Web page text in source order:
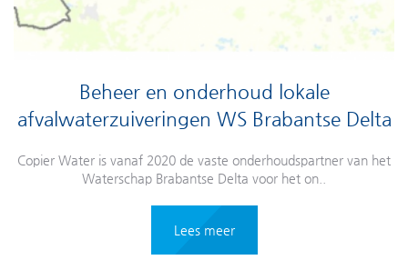
Beheer en onderhoud lokale
afvalwaterzuiveringen WS Brabantse Delta
Copier Water is vanaf 2020 de vaste onderhoudspartner van het
Waterschap Brabantse Delta voor het on..
Lees meer